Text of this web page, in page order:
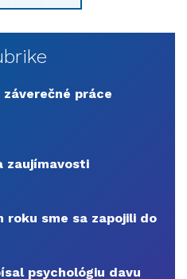
práce
zaujímavosti
roku sme sa zapojili do
psychológiu davu